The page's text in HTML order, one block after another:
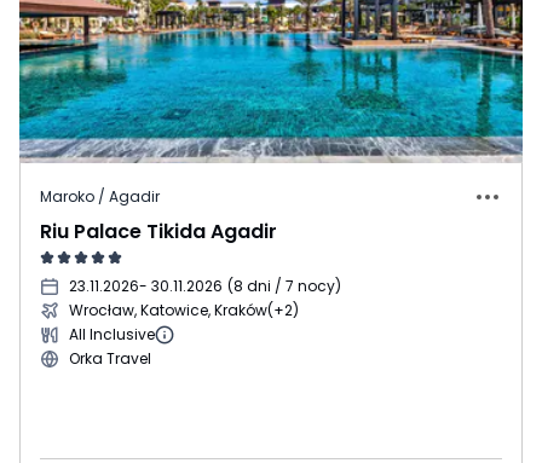
Maroko / Agadir
Riu Palace Tikida Agadir
23.11.2026- 30.11.2026 (8 dni / 7 nocy)
Wrocław, Katowice, Kraków(+2)
All Inclusive
Orka Travel